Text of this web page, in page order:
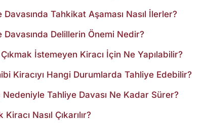
Davasında Tahkikat Aşaması Nasıl İlerler?
Davasında Delillerin Önemi Nedir?
İstemeyen Kiracı İçin Ne Yapılabilir?
Kiracıyı Hangi Durumlarda Tahliye Edebilir?
Tahliye Davası Ne Kadar Sürer?
Kiracı Nasıl Çıkarılır?